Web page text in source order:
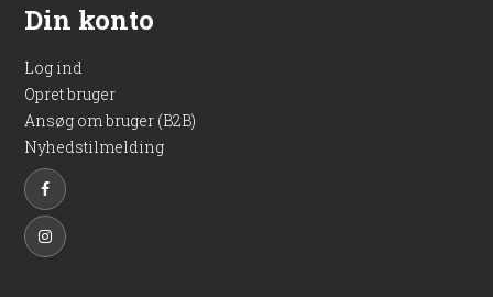
Din konto
Log ind
Opret bruger
Ansøg om bruger (B2B)
Nyhedstilmelding